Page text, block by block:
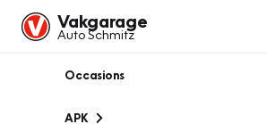
Vakgarage
Auto Schmitz
Occasions
APK